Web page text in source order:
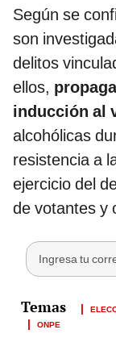
Según se
son
delitos
ellos,
inducción al
alcohólicas
resistencia a
ejercicio del
de votantes y
ONPE